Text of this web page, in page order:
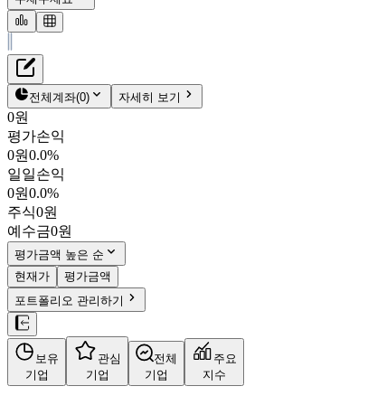
시너지이노베이션
1,675원
048870
KOSDAQ
시가총액
PBR0.69
PER24.40
fPER -
배당수익률-
자사주비율-
결산월12월
사업정보
더보기
재무정보
펀더멘탈
밸류에이션
주주환원
주식정보
전체계좌(0) 자세히 보기
0원
평가손익
0원0.0%
일일손익
0원0.0%
주식0원
예수금0원
평가금액 높은 순
현재가
평가금액
포트폴리오 관리하기
보유
기업
관심
기업
전체
기업
주요
지수